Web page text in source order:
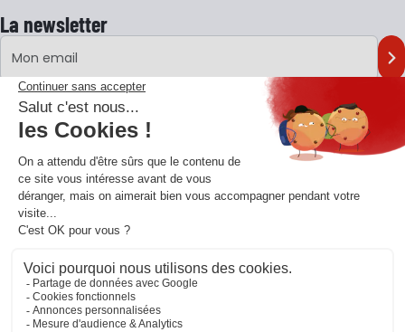
La newsletter
Adresse e-mail
En vous inscrivant à notre newsletter, vous acceptez notre
confidentialité
Retrouvons-nous sur